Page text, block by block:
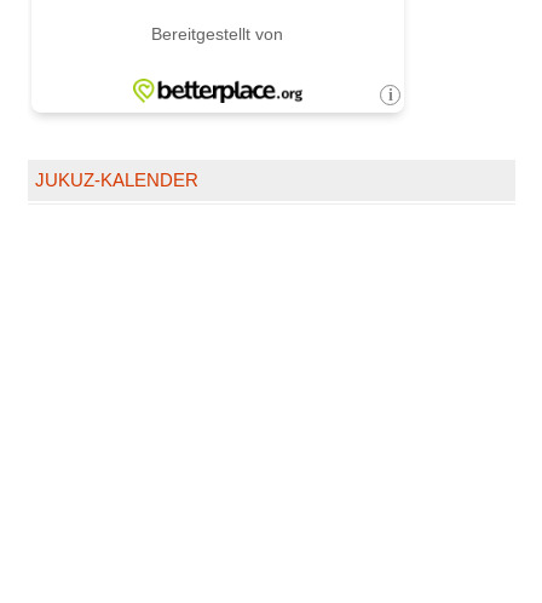
JUKUZ-KALENDER